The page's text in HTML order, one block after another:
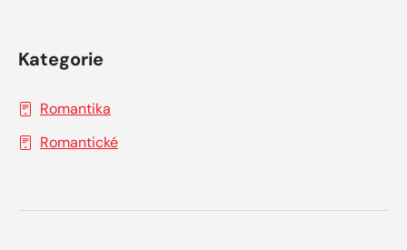
Kategorie
Romantika
Romantické